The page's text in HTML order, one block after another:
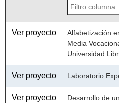
Ver proyecto
Alfabetización
Media
Universidad
Ver proyecto Laboratorio
Ver proyecto Desarrollo de